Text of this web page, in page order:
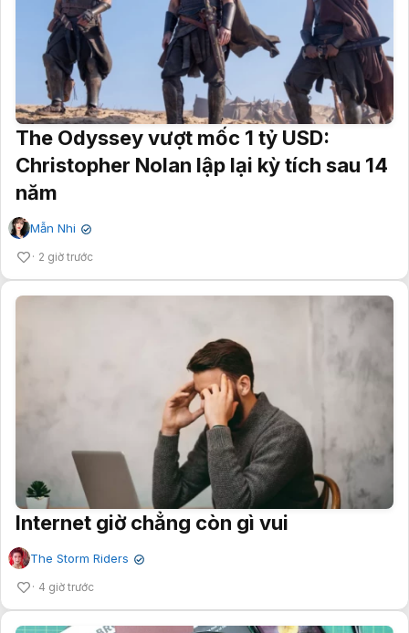
The Odyssey vượt mốc 1 tỷ USD:
Christopher Nolan lập lại kỳ tích sau 14
năm
Mẫn Nhi ✔
2 giờ trước
Internet giờ chẳng còn gì vui
The Storm Riders ✔
4 giờ trước